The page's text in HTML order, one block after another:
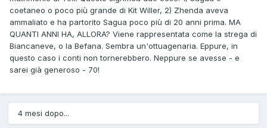
coetaneo o poco più grande di Kit Willer, 2) Zhenda aveva
ammaliato e ha partorito Sagua poco più di 20 anni prima. MA
QUANTI ANNI HA, ALLORA? Viene rappresentata come la strega di
Biancaneve, o la Befana. Sembra un'ottuagenaria. Eppure, in
questo caso i conti non tornerebbero. Neppure se avesse - e
sarei già generoso - 70!
4 mesi dopo...